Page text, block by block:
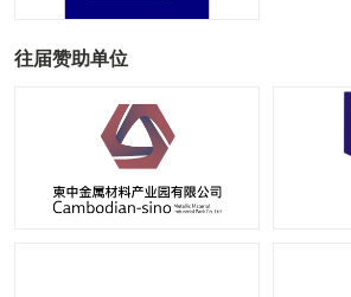
往届赞助单位